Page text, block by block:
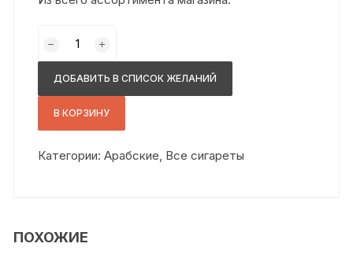
товара
Платинум
белый
ДОБАВИТЬ В СПИСОК ЖЕЛАНИЙ
В КОРЗИНУ
Категории:Арабские, Все сигареты
ПОХОЖИЕ